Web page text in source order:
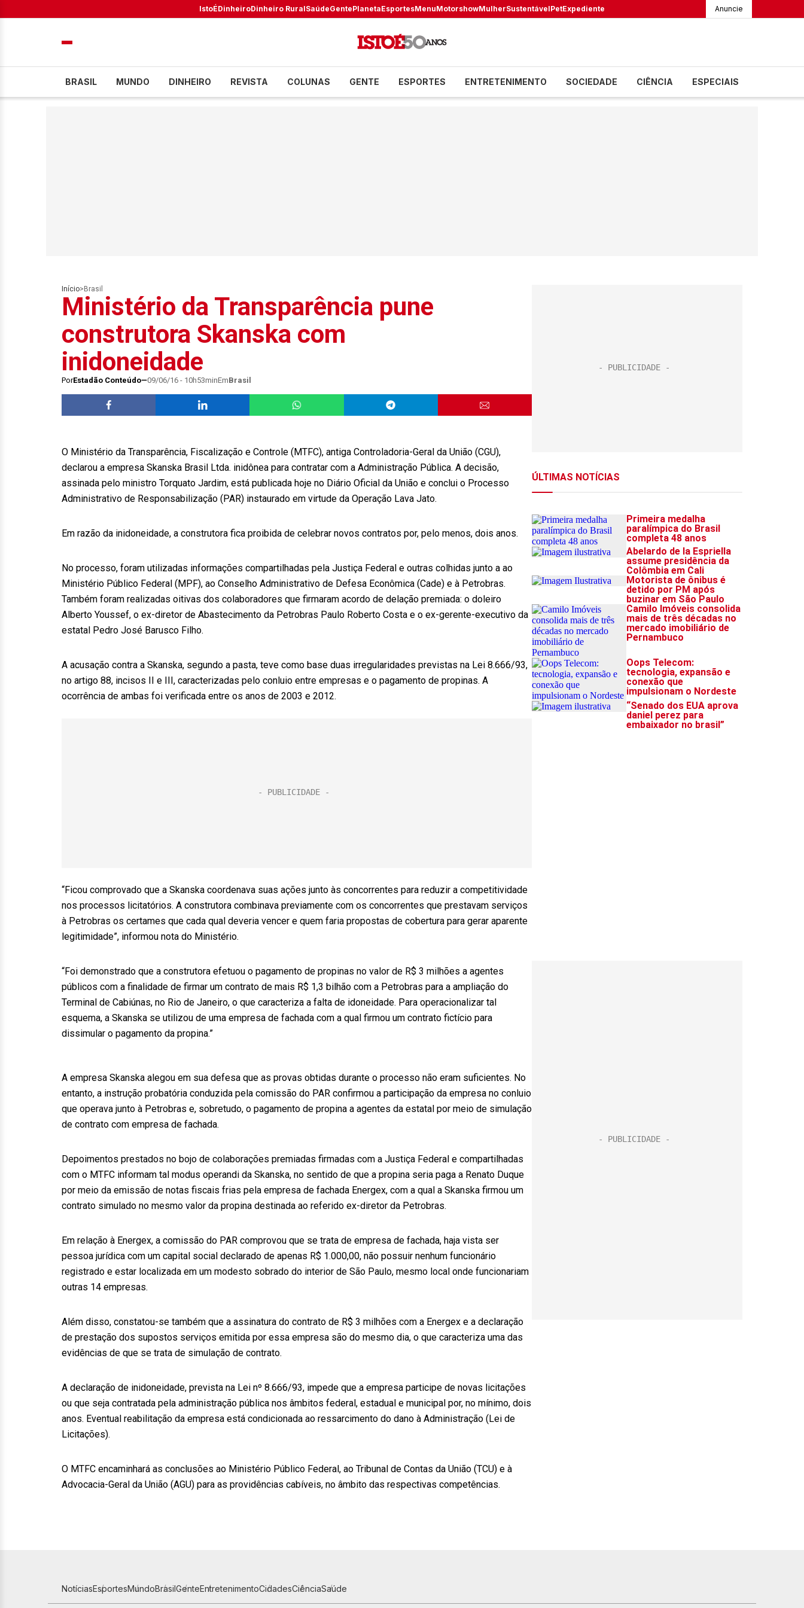
IstoÉDinheiroDinheiro RuralSaúdeGentePlanetaEsportesMenuMotorshowMulherSustentávelPetExpediente Anuncie
BRASIL MUNDO DINHEIRO REVISTA COLUNAS GENTE ESPORTES ENTRETENIMENTO SOCIEDADE CIÊNCIA ESPECIAIS
Início> Brasil
Ministério da Transparência pune
construtora Skanska com
inidoneidade
PorEstadão Conteúdo 09/06/16 - 10h53minEmBrasil
O Ministério da Transparência, Fiscalização e Controle (MTFC), antiga Controladoria-Geral da União (CGU),
declarou a empresa Skanska Brasil Ltda. inidônea para contratar com a Administração Pública. A decisão,
assinada pelo ministro Torquato Jardim, está publicada hoje no Diário Oficial da União e conclui o Processo
Administrativo de Responsabilização (PAR) instaurado em virtude da Operação Lava Jato.
Em razão da inidoneidade, a construtora fica proibida de celebrar novos contratos por, pelo menos, dois anos.
No processo, foram utilizadas informações compartilhadas pela Justiça Federal e outras colhidas junto a ao
Ministério Público Federal (MPF), ao Conselho Administrativo de Defesa Econômica (Cade) e à Petrobras.
Também foram realizadas oitivas dos colaboradores que firmaram acordo de delação premiada: o doleiro
Alberto Youssef, o ex-diretor de Abastecimento da Petrobras Paulo Roberto Costa e o ex-gerente-executivo da
estatal Pedro José Barusco Filho.
A acusação contra a Skanska, segundo a pasta, teve como base duas irregularidades previstas na Lei 8.666/93,
no artigo 88, incisos II e III, caracterizadas pelo conluio entre empresas e o pagamento de propinas. A
ocorrência de ambas foi verificada entre os anos de 2003 e 2012.
“Ficou comprovado que a Skanska coordenava suas ações junto às concorrentes para reduzir a competitividade
nos processos licitatórios. A construtora combinava previamente com os concorrentes que prestavam serviços
à Petrobras os certames que cada qual deveria vencer e quem faria propostas de cobertura para gerar aparente
legitimidade”, informou nota do Ministério.
“Foi demonstrado que a construtora efetuou o pagamento de propinas no valor de R$ 3 milhões a agentes
públicos com a finalidade de firmar um contrato de mais R$ 1,3 bilhão com a Petrobras para a ampliação do
Terminal de Cabiúnas, no Rio de Janeiro, o que caracteriza a falta de idoneidade. Para operacionalizar tal
esquema, a Skanska se utilizou de uma empresa de fachada com a qual firmou um contrato fictício para
dissimular o pagamento da propina.”
A empresa Skanska alegou em sua defesa que as provas obtidas durante o processo não eram suficientes. No
entanto, a instrução probatória conduzida pela comissão do PAR confirmou a participação da empresa no conluio
que operava junto à Petrobras e, sobretudo, o pagamento de propina a agentes da estatal por meio de simulação
de contrato com empresa de fachada.
Depoimentos prestados no bojo de colaborações premiadas firmadas com a Justiça Federal e compartilhadas
com o MTFC informam tal modus operandi da Skanska, no sentido de que a propina seria paga a Renato Duque
por meio da emissão de notas fiscais frias pela empresa de fachada Energex, com a qual a Skanska firmou um
contrato simulado no mesmo valor da propina destinada ao referido ex-diretor da Petrobras.
Em relação à Energex, a comissão do PAR comprovou que se trata de empresa de fachada, haja vista ser
pessoa jurídica com um capital social declarado de apenas R$ 1.000,00, não possuir nenhum funcionário
registrado e estar localizada em um modesto sobrado do interior de São Paulo, mesmo local onde funcionariam
outras 14 empresas.
Além disso, constatou-se também que a assinatura do contrato de R$ 3 milhões com a Energex e a declaração
de prestação dos supostos serviços emitida por essa empresa são do mesmo dia, o que caracteriza uma das
evidências de que se trata de simulação de contrato.
A declaração de inidoneidade, prevista na Lei nº 8.666/93, impede que a empresa participe de novas licitações
ou que seja contratada pela administração pública nos âmbitos federal, estadual e municipal por, no mínimo, dois
anos. Eventual reabilitação da empresa está condicionada ao ressarcimento do dano à Administração (Lei de
Licitações).
O MTFC encaminhará as conclusões ao Ministério Público Federal, ao Tribunal de Contas da União (TCU) e à
Advocacia-Geral da União (AGU) para as providências cabíveis, no âmbito das respectivas competências.
NotíciasEsportesMundoBrasilGenteEntretenimentoCidadesCiênciaSaúde